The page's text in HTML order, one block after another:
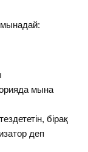
мынадай:
мына
бірақ
деп